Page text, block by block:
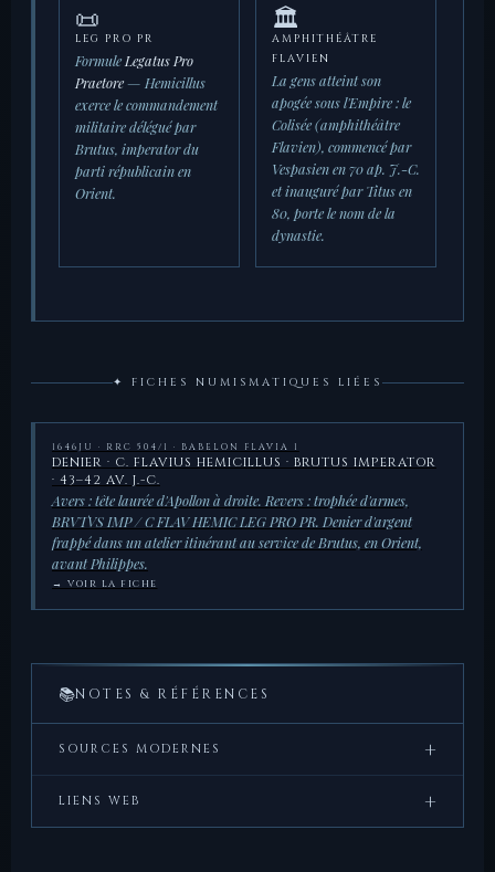
📜
LEG PRO PR
Formule Legatus Pro
Praetore— Hemicillus
exerce le commandement
militaire délégué par
Brutus, imperator du
parti républicain en
Orient.
🏛️
AMPHITHÉÂTRE
FLAVIEN
La gens atteint son
apogée sous l'Empire : le
Colisée (amphithéâtre
Flavien), commencé par
Vespasien en 70 ap. J.-C.
et inauguré par Titus en
80, porte le nom de la
dynastie.
✦ FICHES NUMISMATIQUES LIÉES
1646JU · RRC 504/1 · BABELON FLAVIA 1
DENIER · C. FLAVIUS HEMICILLUS · BRUTUS IMPERATOR
· 43–42 AV. J.-C.
Avers : tête laurée d'Apollon à droite. Revers : trophée d'armes,
BRVTVS IMP / C FLAV HEMIC LEG PRO PR. Denier d'argent
frappé dans un atelier itinérant au service de Brutus, en Orient,
avant Philippes.
→ VOIR LA FICHE
📚NOTES & RÉFÉRENCES
SOURCES MODERNES +
[1] Smith, W.,
Biography and Mythology, vol. II, p. 169 — notice «
LIENS WEB +